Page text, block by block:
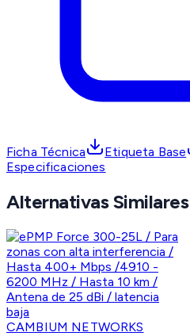
Ficha Técnica Etiqueta Base
Especificaciones
Alternativas Similares
CAMBIUM NETWORKS